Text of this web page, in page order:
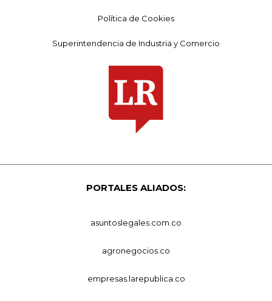
Política de Cookies
Superintendencia de Industria y Comercio
PORTALES ALIADOS:
asuntoslegales.com.co
agronegocios.co
empresas.larepublica.co